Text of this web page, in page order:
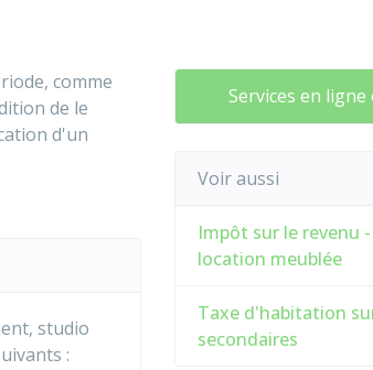
comme
de le
d'un
studio
:
Services en
Voir aussi
Impôt sur le revenu
location meublée
Taxe d'habitation
secondaires